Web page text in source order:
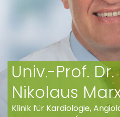
Univ.-Prof.
Nikolaus
Klinik für Kardiologie,